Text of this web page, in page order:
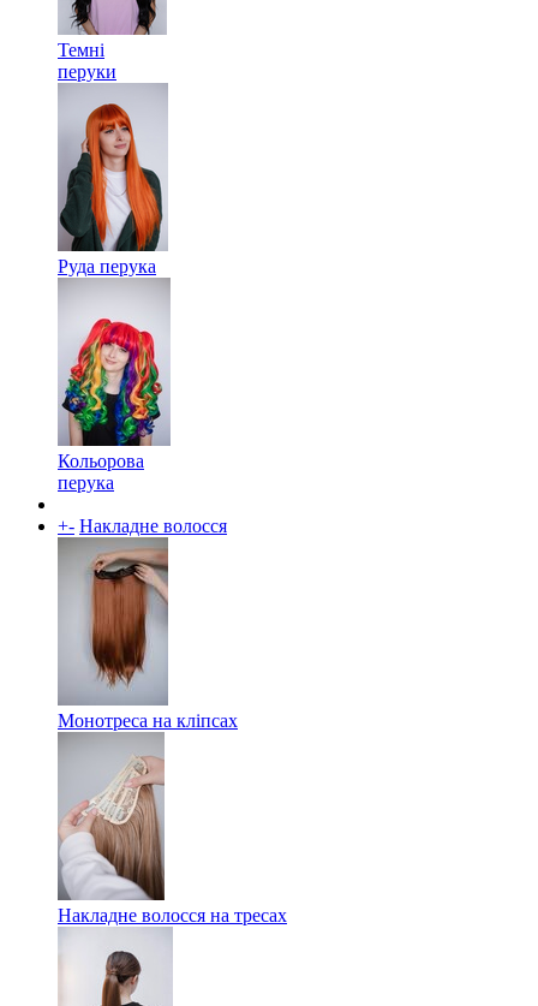
Темні
перуки
Руда перука
Кольорова
перука
+- Накладне волосся
Монотреса на кліпсах
Накладне волосся на тресах